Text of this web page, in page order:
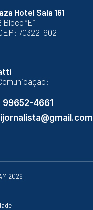
Hotel Sala 161
“E”
70322-902
99652-4661
2026